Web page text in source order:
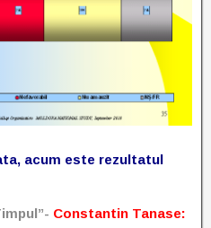
acum este rezultatul
Constantin Tanase: